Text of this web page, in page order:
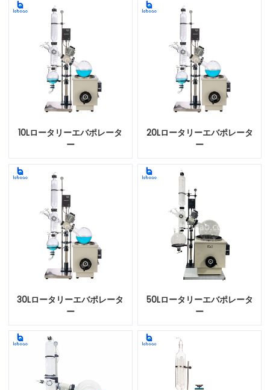
10Lロータリーエバポレータ
ー
20Lロータリーエバポレータ
ー
30Lロータリーエバポレータ
ー
50Lロータリーエバポレータ
ー